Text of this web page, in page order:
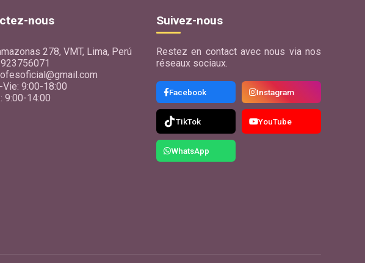
nous
278, VMT, Lima, Perú
Vie: 9:00-18:00
9:00-14:00
Suivez-nous
Restez en contact avec nous via nos
réseaux sociaux.
Facebook Instagram
TikTok YouTube
WhatsApp